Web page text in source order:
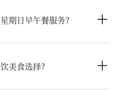
食物过敏或特定饮食需求的宾
酒店或到店后告知礼宾团队。
期日早午餐服务？
菜单以及由糕点主厨Julien
。
美食选择？